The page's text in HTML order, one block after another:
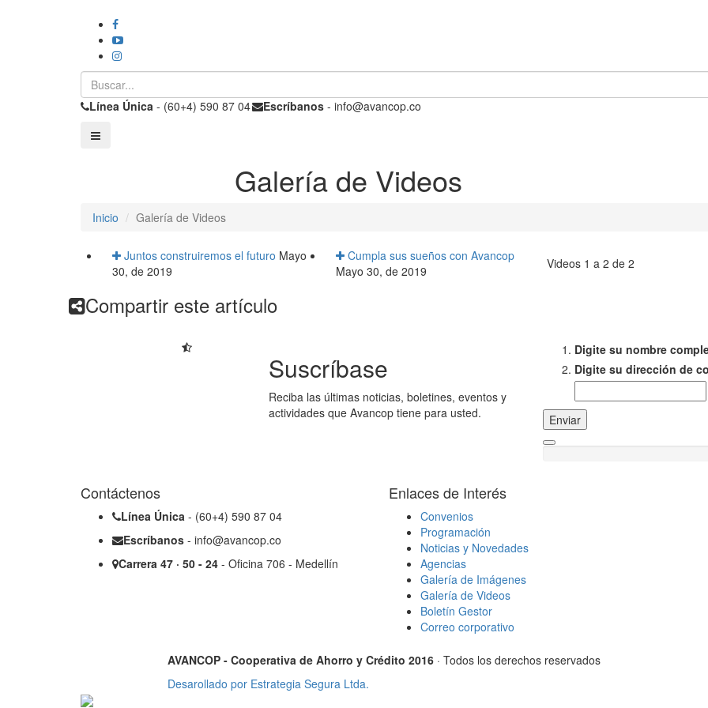
Línea Única - (60+4) 590 87 04 Escríbanos - info@avancop.co
Galería de Videos
Inicio Galería de Videos
Juntos construiremos el futuro Mayo
30, de 2019
Cumpla sus sueños con Avancop
Mayo 30, de 2019
Videos 1 a 2 de 2
Compartir este artículo
Suscríbase
Reciba las últimas noticias, boletines, eventos y
actividades que Avancop tiene para usted.
Digite su nombre
Digite su dirección de
Enviar
Contáctenos
Línea Única - (60+4) 590 87 04
Escríbanos - info@avancop.co
Carrera 47 · 50 - 24 - Oficina 706 - Medellín
Enlaces de Interés
Convenios
Programación
Noticias y Novedades
Agencias
Galería de Imágenes
Galería de Videos
Boletín Gestor
Correo corporativo
AVANCOP - Cooperativa de Ahorro y Crédito 2016 · Todos los derechos reservados
Desarollado por Estrategia Segura Ltda.